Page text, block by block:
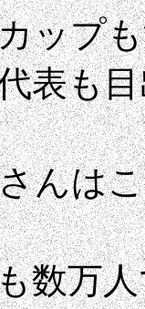
ップ
表も
んは
数万